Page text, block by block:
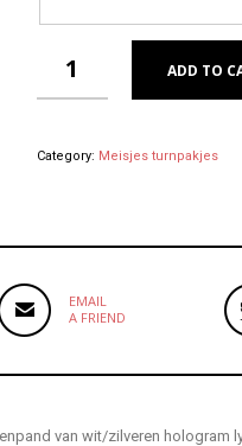
ADD TO
Category: Meisjes turnpakjes
EMAIL
A FRIEND
van wit/zilveren hologram